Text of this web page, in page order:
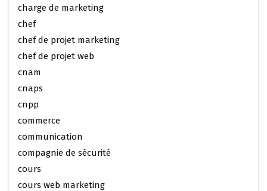
charge de marketing
chef
chef de projet marketing
chef de projet web
cnam
cnaps
cnpp
commerce
communication
compagnie de sécurité
cours
cours web marketing